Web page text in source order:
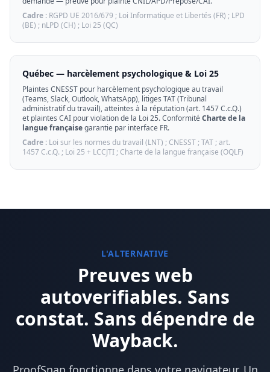
Cadre : RGPD UE 2016/679 ; Loi Informatique et Libertés (FR) ; LPD
(BE) ; nLPD (CH) ; Loi 25 (QC)
Québec — harcèlement psychologique & Loi 25
Plaintes CNESST pour harcèlement psychologique au travail
(Teams, Slack, Outlook, WhatsApp), litiges TAT (Tribunal
administratif du travail), atteintes à la réputation (art. 1457 C.c.Q.)
et plaintes CAI pour violation de la Loi 25. ConformitéCharte de la
langue françaisegarantie par interface FR.
Cadre : Loi sur les normes du travail (LNT) ; CNESST ; TAT ; art.
1457 C.c.Q. ; Loi 25 + LCCJTI ; Charte de la langue française (OQLF)
L'ALTERNATIVE
Preuves web
autoverifiables. Sans
constat. Sans dépendre de
Wayback.